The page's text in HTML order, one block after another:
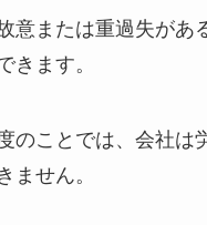
意または重過失があ
きます。
のことでは、会社は
ません。